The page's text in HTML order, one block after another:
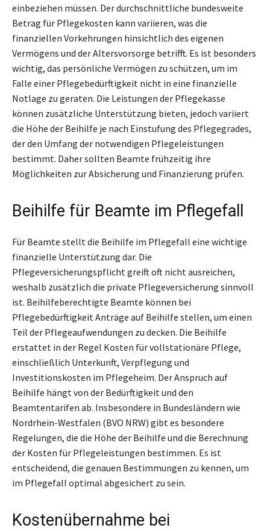
einbeziehen müssen. Der durchschnittliche bundesweite
Betrag für Pflegekosten kann variieren, was die
finanziellen Vorkehrungen hinsichtlich des eigenen
Vermögens und der Altersvorsorge betrifft. Es ist besonders
wichtig, das persönliche Vermögen zu schützen, um im
Falle einer Pflegebedürftigkeit nicht in eine finanzielle
Notlage zu geraten. Die Leistungen der Pflegekasse
können zusätzliche Unterstützung bieten, jedoch variiert
die Höhe der Beihilfe je nach Einstufung des Pflegegrades,
der den Umfang der notwendigen Pflegeleistungen
bestimmt. Daher sollten Beamte frühzeitig ihre
Möglichkeiten zur Absicherung und Finanzierung prüfen.
Beihilfe für Beamte im Pflegefall
Für Beamte stellt die Beihilfe im Pflegefall eine wichtige
finanzielle Unterstützung dar. Die
Pflegeversicherungspflicht greift oft nicht ausreichen,
weshalb zusätzlich die private Pflegeversicherung sinnvoll
ist. Beihilfeberechtigte Beamte können bei
Pflegebedürftigkeit Anträge auf Beihilfe stellen, um einen
Teil der Pflegeaufwendungen zu decken. Die Beihilfe
erstattet in der Regel Kosten für vollstationäre Pflege,
einschließlich Unterkunft, Verpflegung und
Investitionskosten im Pflegeheim. Der Anspruch auf
Beihilfe hängt von der Bedürftigkeit und den
Beamtentarifen ab. Insbesondere in Bundesländern wie
Nordrhein-Westfalen (BVO NRW) gibt es besondere
Regelungen, die die Höhe der Beihilfe und die Berechnung
der Kosten für Pflegeleistungen bestimmen. Es ist
entscheidend, die genauen Bestimmungen zu kennen, um
im Pflegefall optimal abgesichert zu sein.
Kostenübernahme bei